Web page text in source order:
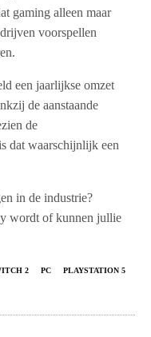
gaming alleen maar
voorspellen
een jaarlijkse omzet
de aanstaande
de
dat waarschijnlijk een
in de industrie?
wordt of kunnen jullie
2 PC PLAYSTATION 5